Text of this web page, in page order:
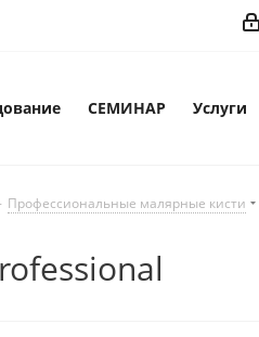
СЕМИНАР Услуги
Профессиональные малярные кисти